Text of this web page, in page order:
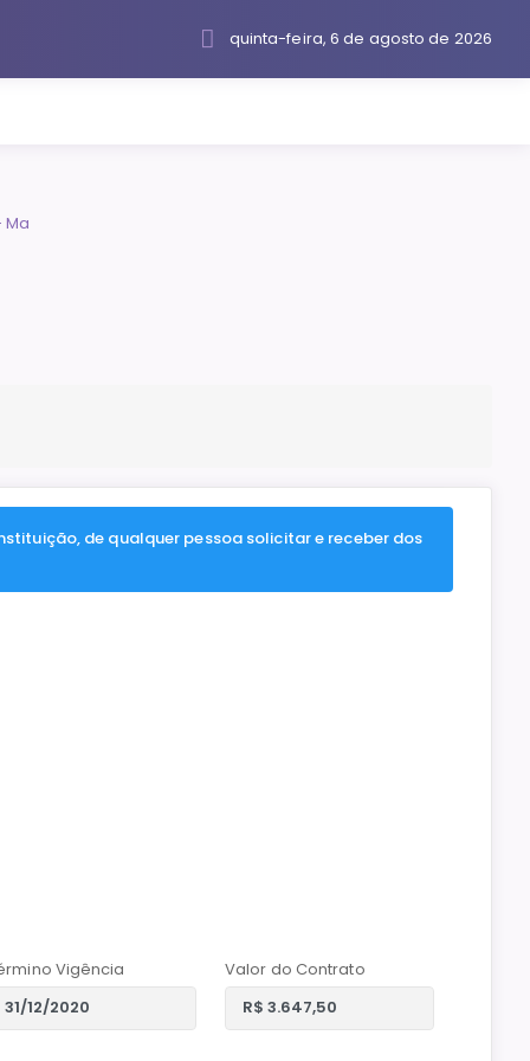
quinta-feira, 6 de agosto de 2026
de qualquer pessoa solicitar e receber dos
Vigência Valor do Contrato